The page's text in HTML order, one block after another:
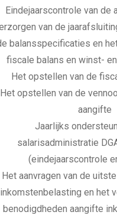
Eindejaarscontrole van de
van de
balansspecificaties en
fiscale balans en winst-
Het opstellen van de
Het opstellen van de
aangifte
Jaarlijks
salarisadministratie
(eindejaarscontrole
Het aanvragen van de
inkomstenbelasting en het
benodigdheden aangifte